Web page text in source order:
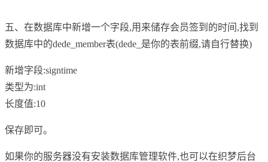
五、在数据库中新增一个字段,用来储存会员签到的时间,找到
数据库中的dede_member表(dede_是你的表前缀,请自行替换)
新增字段:signtime
类型为:int
长度值:10
保存即可。
如果你的服务器没有安装数据库管理软件,也可以在织梦后台